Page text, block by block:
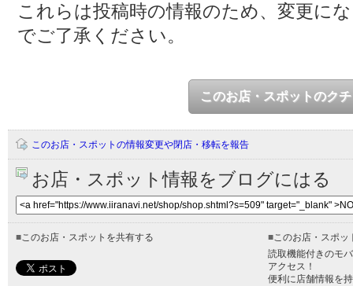
これらは投稿時の情報のため、変更に
でご了承ください。
このお店・スポットのク
このお店・スポットの情報変更や閉店・移転を報告
お店・スポット情報をブログにはる
■このお店・スポットを共有する ■このお店・スポッ
読取機能付きのモ
アクセス！
便利に店舗情報を